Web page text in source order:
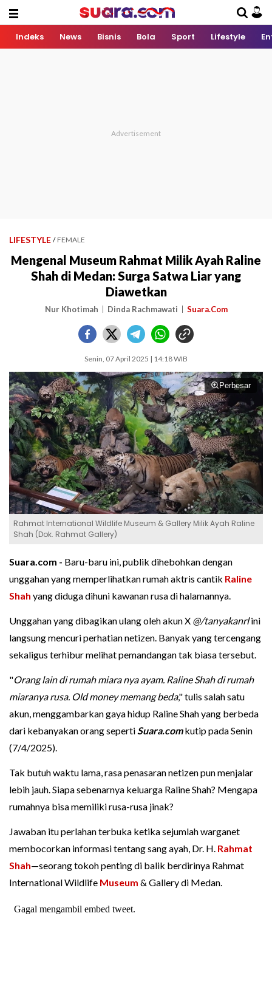
Indeks News Bisnis Bola Sport Lifestyle
LIFESTYLE / FEMALE
Mengenal Museum Rahmat Milik Ayah Raline
Shah di Medan: Surga Satwa Liar yang
Diawetkan
Nur Khotimah Dinda Rachmawati Suara.Com
Senin, 07 April 2025 | 14:18 WIB
Perbesar
Rahmat International Wildlife Museum & Gallery Milik Ayah Raline
Shah (Dok. Rahmat Gallery)
Suara.com - Baru-baru ini, publik dihebohkan dengan
unggahan yang memperlihatkan rumah aktris cantik Raline
Shah yang diduga dihuni kawanan rusa di halamannya.
Unggahan yang dibagikan ulang oleh akun X @/tanyakanrlini
langsung mencuri perhatian netizen. Banyak yang tercengang
sekaligus terhibur melihat pemandangan tak biasa tersebut.
"Orang lain di rumah miara nya ayam. Raline Shah di rumah
miaranya rusa. Old money memang beda," tulis salah satu
akun, menggambarkan gaya hidup Raline Shah yang berbeda
dari kebanyakan orang sepertiSuara.comkutip pada Senin
(7/4/2025).
Tak butuh waktu lama, rasa penasaran netizen pun menjalar
lebih jauh. Siapa sebenarnya keluarga Raline Shah? Mengapa
rumahnya bisa memiliki rusa-rusa jinak?
Jawaban itu perlahan terbuka ketika sejumlah warganet
membocorkan informasi tentang sang ayah, Dr. H. Rahmat
Shah—seorang tokoh penting di balik berdirinya Rahmat
International Wildlife Museum & Gallery di Medan.